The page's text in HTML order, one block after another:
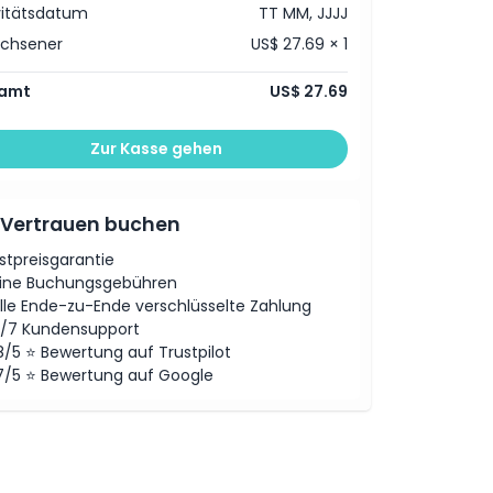
TT MM, JJJJ
US$ 27.69 × 1
US$ 27.69
Zur Kasse gehen
buchen
Buchungsgebühren
Ende-zu-Ende verschlüsselte Zahlung
7 Kundensupport
5 ⭐ Bewertung auf Trustpilot
5 ⭐ Bewertung auf Google